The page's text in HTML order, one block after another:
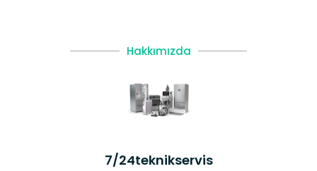
Hakkımızda
7/24teknikservis